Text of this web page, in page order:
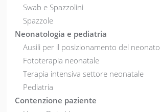
Swab e Spazzolini
Spazzole
Neonatologia e pediatria
Ausili per il posizionamento del neonato
Fototerapia neonatale
Terapia intensiva settore neonatale
Pediatria
Contenzione paziente